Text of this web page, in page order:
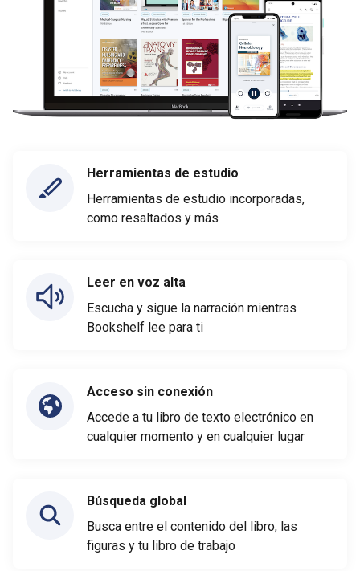
Herramientas de estudio
Herramientas de estudio incorporadas,
como resaltados y más
Leer en voz alta
Escucha y sigue la narración mientras
Bookshelf lee para ti
Acceso sin conexión
Accede a tu libro de texto electrónico en
cualquier momento y en cualquier lugar
Búsqueda global
Busca entre el contenido del libro, las
figuras y tu libro de trabajo